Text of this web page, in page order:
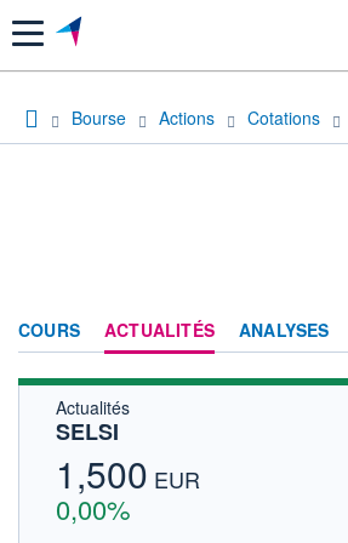
Menu
Bourse Actions Cotations
COURS ACTUALITÉS ANALYSES
Actualités
SELSI
1,500 EUR
0,00%